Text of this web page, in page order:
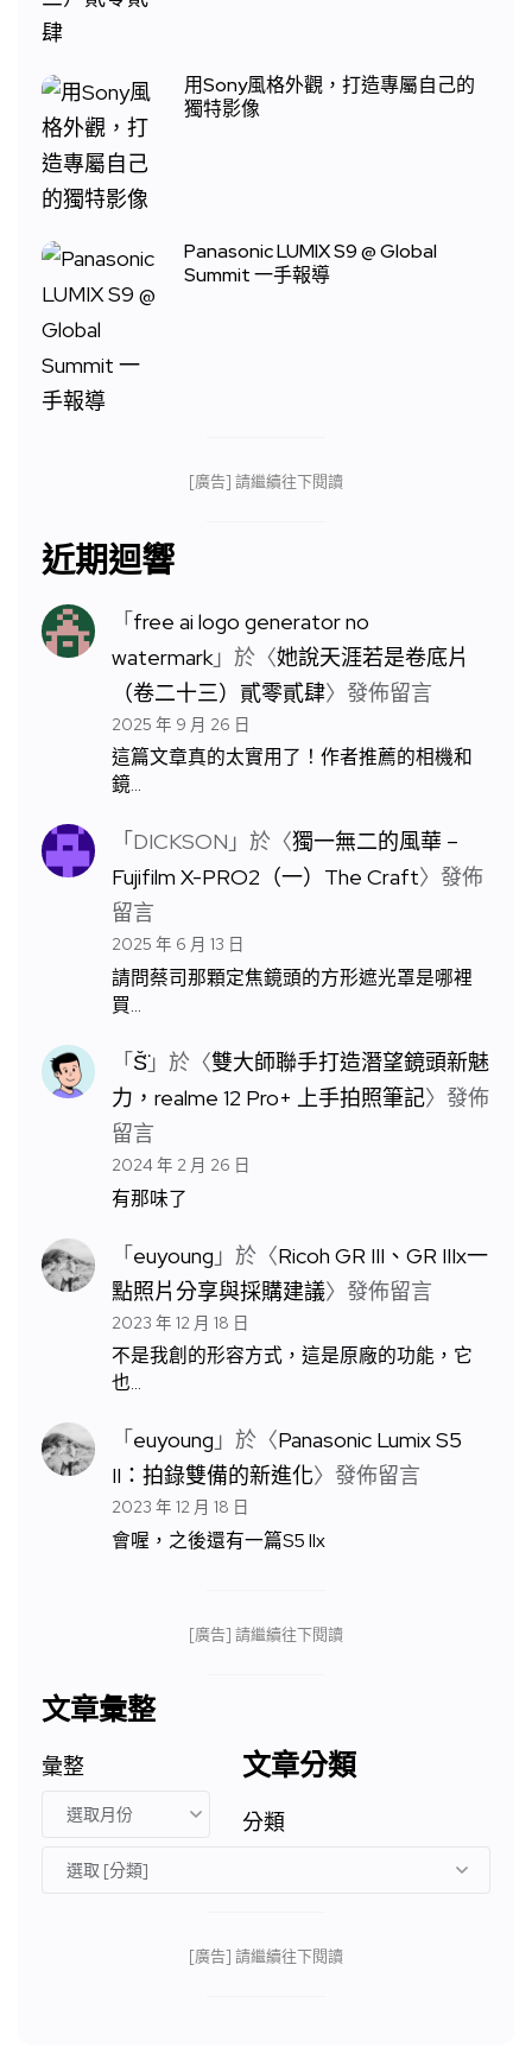
用Sony風格外觀，打造專屬自己的
獨特影像
Panasonic LUMIX S9 @ Global
Summit 一手報導
[廣告] 請繼續往下閱讀
近期迴響
「free ai logo generator no
watermark」於〈她說天涯若是卷底片
（卷二十三）貳零貳肆〉發佈留言
2025 年 9 月 26 日
這篇文章真的太實用了！作者推薦的相機和
鏡…
「DICKSON 」於〈獨一無二的風華 –
Fujifilm X-PRO2（一）The Craft〉發佈
留言
2025 年 6 月 13 日
請問蔡司那顆定焦鏡頭的方形遮光罩是哪裡
買…
「S̆̈」於〈雙大師聯手打造潛望鏡頭新魅
力，realme 12 Pro+ 上手拍照筆記〉發佈
留言
2024 年 2 月 26 日
有那味了
「euyoung 」於〈Ricoh GR III、GR IIIx一
點照片分享與採購建議〉發佈留言
2023 年 12 月 18 日
不是我創的形容方式，這是原廠的功能，它
也…
「euyoung 」於〈Panasonic Lumix S5
II：拍錄雙備的新進化〉發佈留言
2023 年 12 月 18 日
會喔，之後還有一篇S5 IIx
[廣告] 請繼續往下閱讀
文章彙整
彙整 文章分類
分類
[廣告] 請繼續往下閱讀